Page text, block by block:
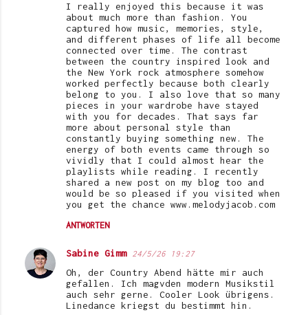
I really enjoyed this because it was
about much more than fashion. You
captured how music, memories, style,
and different phases of life all become
connected over time. The contrast
between the country inspired look and
the New York rock atmosphere somehow
worked perfectly because both clearly
belong to you. I also love that so many
pieces in your wardrobe have stayed
with you for decades. That says far
more about personal style than
constantly buying something new. The
energy of both events came through so
vividly that I could almost hear the
playlists while reading. I recently
shared a new post on my blog too and
would be so pleased if you visited when
you get the chance www.melodyjacob.com
ANTWORTEN
Sabine Gimm 24/5/26 19:27
Oh, der Country Abend hätte mir auch
gefallen. Ich magvden modern Musikstil
auch sehr gerne. Cooler Look übrigens.
Linedance kriegst du bestimmt hin.